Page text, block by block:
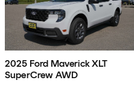
2025 Ford Maverick XLT
SuperCrew AWD